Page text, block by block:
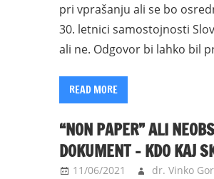
pri vprašanju ali se bo
30. letnici samostojnosti
ali ne. Odgovor bi lahko bil
READ MORE
“NON PAPER” ALI
DOKUMENT – KDO KAJ
11/06/2021 dr. Vinko